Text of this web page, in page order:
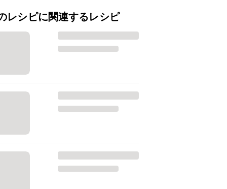
レシピに関連するレシピ